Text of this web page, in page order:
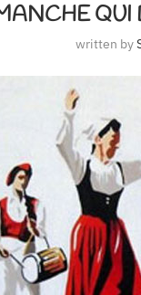
QUI
written by